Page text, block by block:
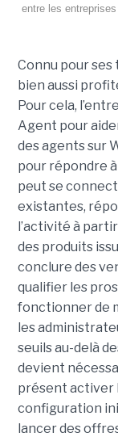
entre les
Connu pour ses
bien aussi
Pour cela,
Agent pour
des agents sur
pour répondre
peut se
existantes,
l’activité à
des produits
conclure des
qualifier les
fonctionner de
les
seuils au-delà
devient
présent activer
configuration
lancer des